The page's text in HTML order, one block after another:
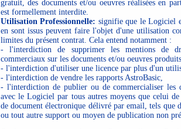
gratuit, des documents et/ou oeuvres réalisées en
est formellement interdite.
Utilisation Professionnelle: signifie que le Logiciel
en sont issus peuvent faire l'objet d'une utilisation
limites du présent contrat. Cela entend notamment :
- l'interdiction de supprimer les mentions de
commerciaux sur les documents et/ou oeuvres
- l'interdiction d'utiliser une licence par plus d'un
- l'interdiction de vendre les rapports AstroBasic,
- l'interdiction de publier ou de commercialiser les
avec le Logiciel par tous autres moyens que celui
de document électronique délivré par email, tels que
ou tout autre support ou moyen de publication non